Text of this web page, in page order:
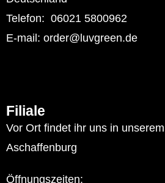
Telefon: 06021 5800962
E-mail: order@luvgreen.de
Filiale
Vor Ort findet ihr uns in
Aschaffenburg
Öffnungszeiten: